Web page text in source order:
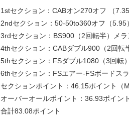
1stセクション：CABオン270オフ （7.35
2ndセクション：50-50to360オフ（5.95）
3rdセクション：BS900（2回転半）メラ
4thセクション：CABダブル900（2回転
5thセクション：FSダブル1080（3回転
6thセクション：FSエアー-FSボードスラ
セクションポイント：46.15ポイント（
オーバーオールポイント：36.93ポイン
合計83.08ポイント